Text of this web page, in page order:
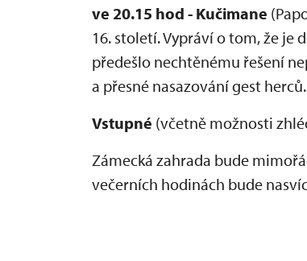
ve 20.15 hod - Kučimane
16. století. Vypráví o tom, že je
předešlo nechtěnému řešení
a přesné nasazování gest herců.
Vstupné (včetně možnosti
Zámecká zahrada bude
večerních hodinách bude